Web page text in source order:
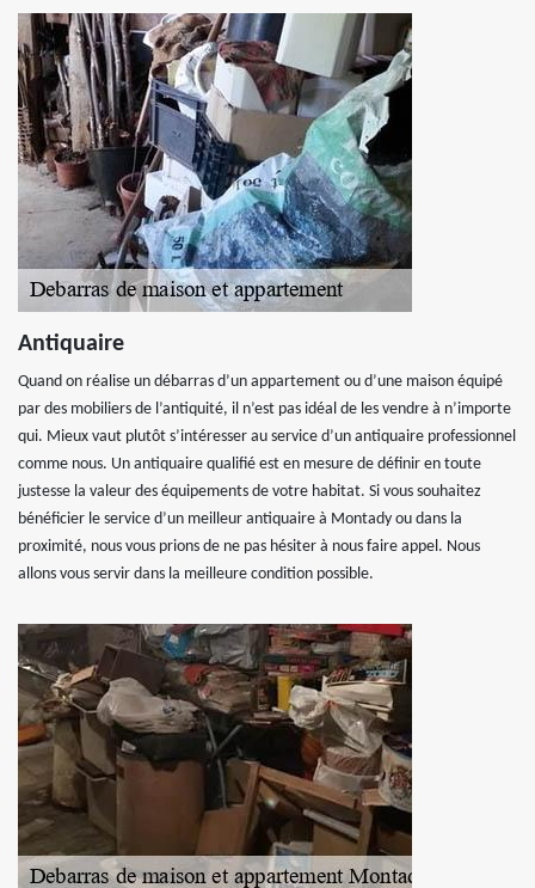
Antiquaire
Quand on réalise un débarras d’un appartement ou d’une maison équipé
par des mobiliers de l’antiquité, il n’est pas idéal de les vendre à n’importe
qui. Mieux vaut plutôt s’intéresser au service d’un antiquaire professionnel
comme nous. Un antiquaire qualifié est en mesure de définir en toute
justesse la valeur des équipements de votre habitat. Si vous souhaitez
bénéficier le service d’un meilleur antiquaire à Montady ou dans la
proximité, nous vous prions de ne pas hésiter à nous faire appel. Nous
allons vous servir dans la meilleure condition possible.